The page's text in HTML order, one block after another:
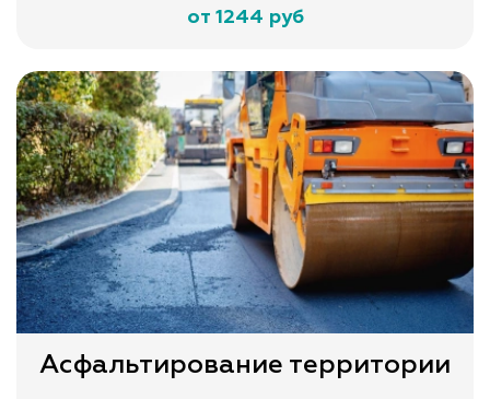
от 1244 руб
Асфальтирование территории